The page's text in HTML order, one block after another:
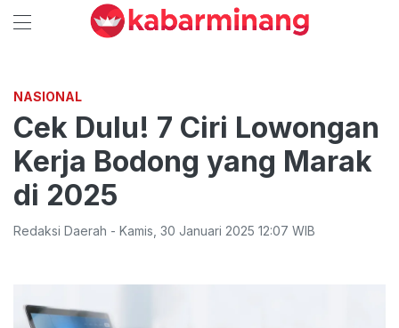
NASIONAL
Cek Dulu! 7 Ciri Lowongan
Kerja Bodong yang Marak
di 2025
Redaksi Daerah - Kamis 30 Januari 2025 12:07 WIB